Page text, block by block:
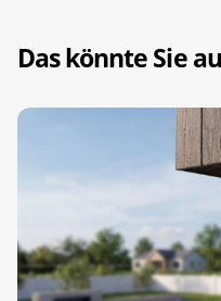
Das könnte Sie